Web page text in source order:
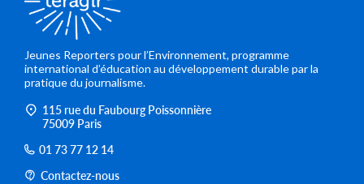
Jeunes Reporters pour l’Environnement, programme
international d’éducation au développement durable par la
pratique du journalisme.
115 rue du Faubourg Poissonnière
75009 Paris
01 73 77 12 14
Contactez-nous